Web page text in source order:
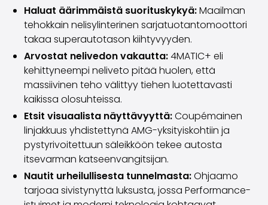
Artikkeleita auton myyntiin liittyen
Muista nämä kun myyt auton!
Miten säilytän autoni arvon?
Tuotteet ja palvelut
Autoilun lisäpalvelut
SakaVarma
SakaKasko
Rahoitus
Kotiintoimitus
SakaVarma hyötyajoneuvoille
Varusteet autoosi
Vetokoukut
Renkaat autoon
Auton ostaminen etänä
Haluat äärimmäistä suorituskykyä:Maailman
tehokkain nelisylinterinen sarjatuotantomoottori
takaa superautotason kiihtyvyyden.
Arvostat nelivedon vakautta:4MATIC+ eli
kehittyneempi neliveto pitää huolen, että
massiivinen teho välittyy tiehen luotettavasti
kaikissa olosuhteissa.
Etsit visuaalista näyttävyyttä:Coupémainen
linjakkuus yhdistettynä AMG-yksityiskohtiin ja
pystyrivoitettuun säleikköön tekee autosta
itsevarman katseenvangitsijan.
Nautit urheilullisesta tunnelmasta:Ohjaamo
tarjoaa sivistynyttä luksusta, jossa Performance-